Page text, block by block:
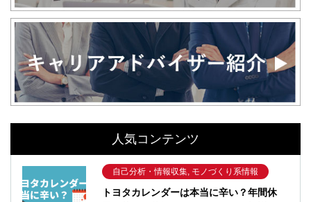
人気コンテンツ
自己分析・情報収集, モノづくり系情報
トヨタカレンダーは本当に辛い？年間休